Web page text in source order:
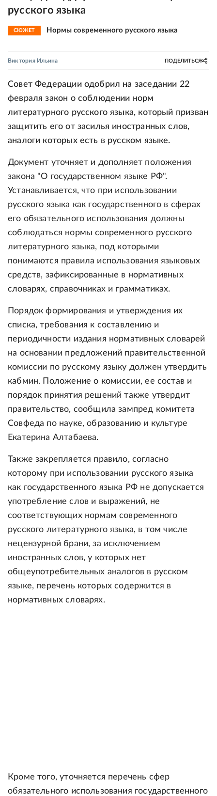
русского языка
СЮЖЕТ Нормы современного русского языка
Виктория Ильина ПОДЕЛИТЬСЯ
Совет Федерации одобрил на заседании 22
февраля закон о соблюдении норм
литературного русского языка, который призван
защитить его от засилья иностранных слов,
аналоги которых есть в русском языке.
Документ уточняет и дополняет положения
закона "О государственном языке РФ".
Устанавливается, что при использовании
русского языка как государственного в сферах
его обязательного использования должны
соблюдаться нормы современного русского
литературного языка, под которыми
понимаются правила использования языковых
средств, зафиксированные в нормативных
словарях, справочниках и грамматиках.
Порядок формирования и утверждения их
списка, требования к составлению и
периодичности издания нормативных словарей
на основании предложений правительственной
комиссии по русскому языку должен утвердить
кабмин. Положение о комиссии, ее состав и
порядок принятия решений также утвердит
правительство, сообщила зампред комитета
Совфеда по науке, образованию и культуре
Екатерина Алтабаева.
Также закрепляется правило, согласно
которому при использовании русского языка
как государственного языка РФ не допускается
употребление слов и выражений, не
соответствующих нормам современного
русского литературного языка, в том числе
нецензурной брани, за исключением
иностранных слов, у которых нет
общеупотребительных аналогов в русском
языке, перечень которых содержится в
нормативных словарях.
Кроме того, уточняется перечень сфер
обязательного использования государственного